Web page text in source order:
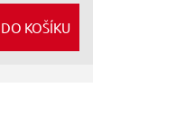
DO KOŠÍKU